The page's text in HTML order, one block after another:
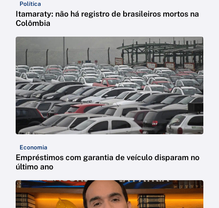
Política
Itamaraty: não há registro de brasileiros mortos na
Colômbia
Economia
Empréstimos com garantia de veículo disparam no
último ano